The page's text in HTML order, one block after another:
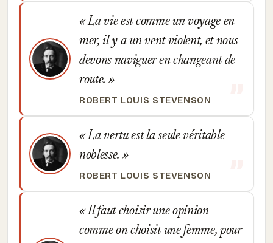
La vie est comme un voyage en
mer, il y a un vent violent, et nous
devons naviguer en changeant de
route.
ROBERT LOUIS STEVENSON
La vertu est la seule véritable
noblesse.
ROBERT LOUIS STEVENSON
Il faut choisir une opinion
comme on choisit une femme, pour